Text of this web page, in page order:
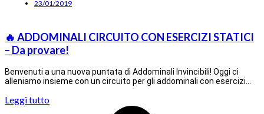
23/01/2019
🔥 ADDOMINALI CIRCUITO CON ESERCIZI STATICI
– Da provare!
Benvenuti a una nuova puntata di Addominali Invincibili! Oggi ci
alleniamo insieme con un circuito per gli addominali con esercizi…
Leggi tutto